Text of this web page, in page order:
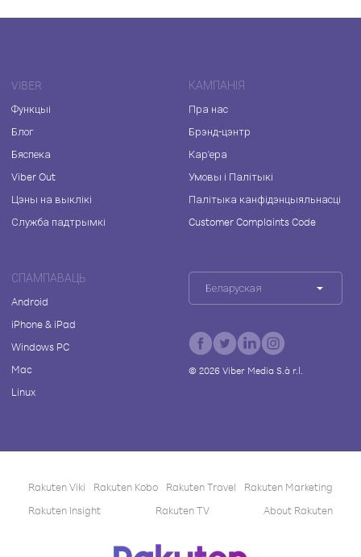
VIBER
Функцыі
Блог
Бяспека
Viber Out
Цэны на выклікі
Служба падтрымкі
КАМПАНІЯ
Пра нас
Брэнд-цэнтр
Кар'ера
Умовы і Палітыкі
Палітыка канфідэнцыяльнасці
Customer Complaints Code
СПАМПАВАЦЬ
Android
iPhone & iPad
Windows PC
Mac
Linux
Беларуская
© 2026Viber Media S.à r.l.
Rakuten Viki Rakuten Kobo Rakuten Travel
Rakuten Marketing
Rakuten Insight
Rakuten TV About Rakuten